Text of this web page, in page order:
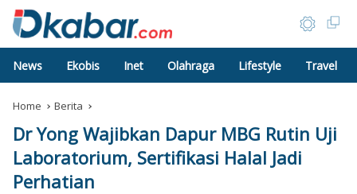
News Ekobis Inet Olahraga Lifestyle Travel
Home Berita
Dr Yong Wajibkan Dapur MBG Rutin Uji
Laboratorium, Sertifikasi Halal Jadi
Perhatian